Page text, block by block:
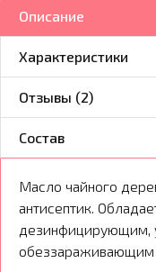
Описание
Характеристики
Отзывы (2)
Состав
Масло чайного
антисептик.
дезинфицирующим,
обеззараживающим